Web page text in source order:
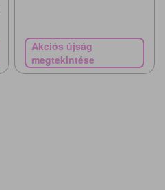
Akciós újság
megtekintése